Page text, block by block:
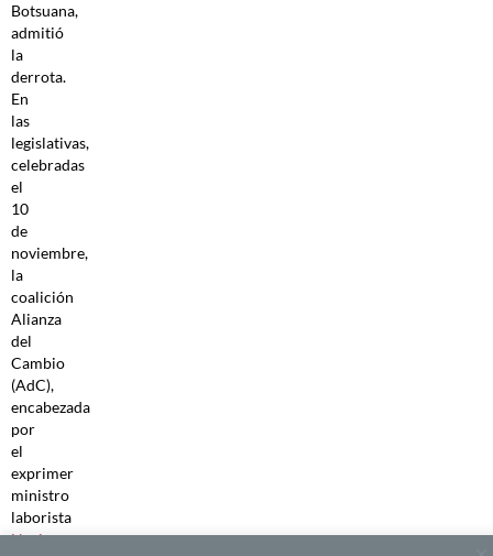
Botsuana,
admitió
la
derrota.
En
las
legislativas,
celebradas
el
10
de
noviembre,
la
coalición
Alianza
del
Cambio
(AdC),
encabezada
por
el
exprimer
ministro
laborista
Navin